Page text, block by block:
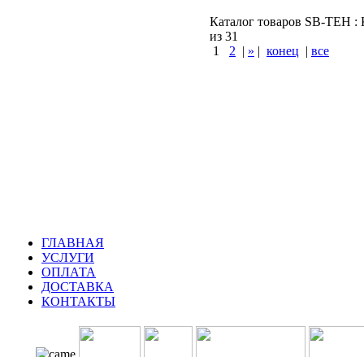
Каталог товаров SB-TEH
из 31
1
2 | » | конец | все
ГЛАВНАЯ
УСЛУГИ
ОПЛАТА
ДОСТАВКА
КОНТАКТЫ